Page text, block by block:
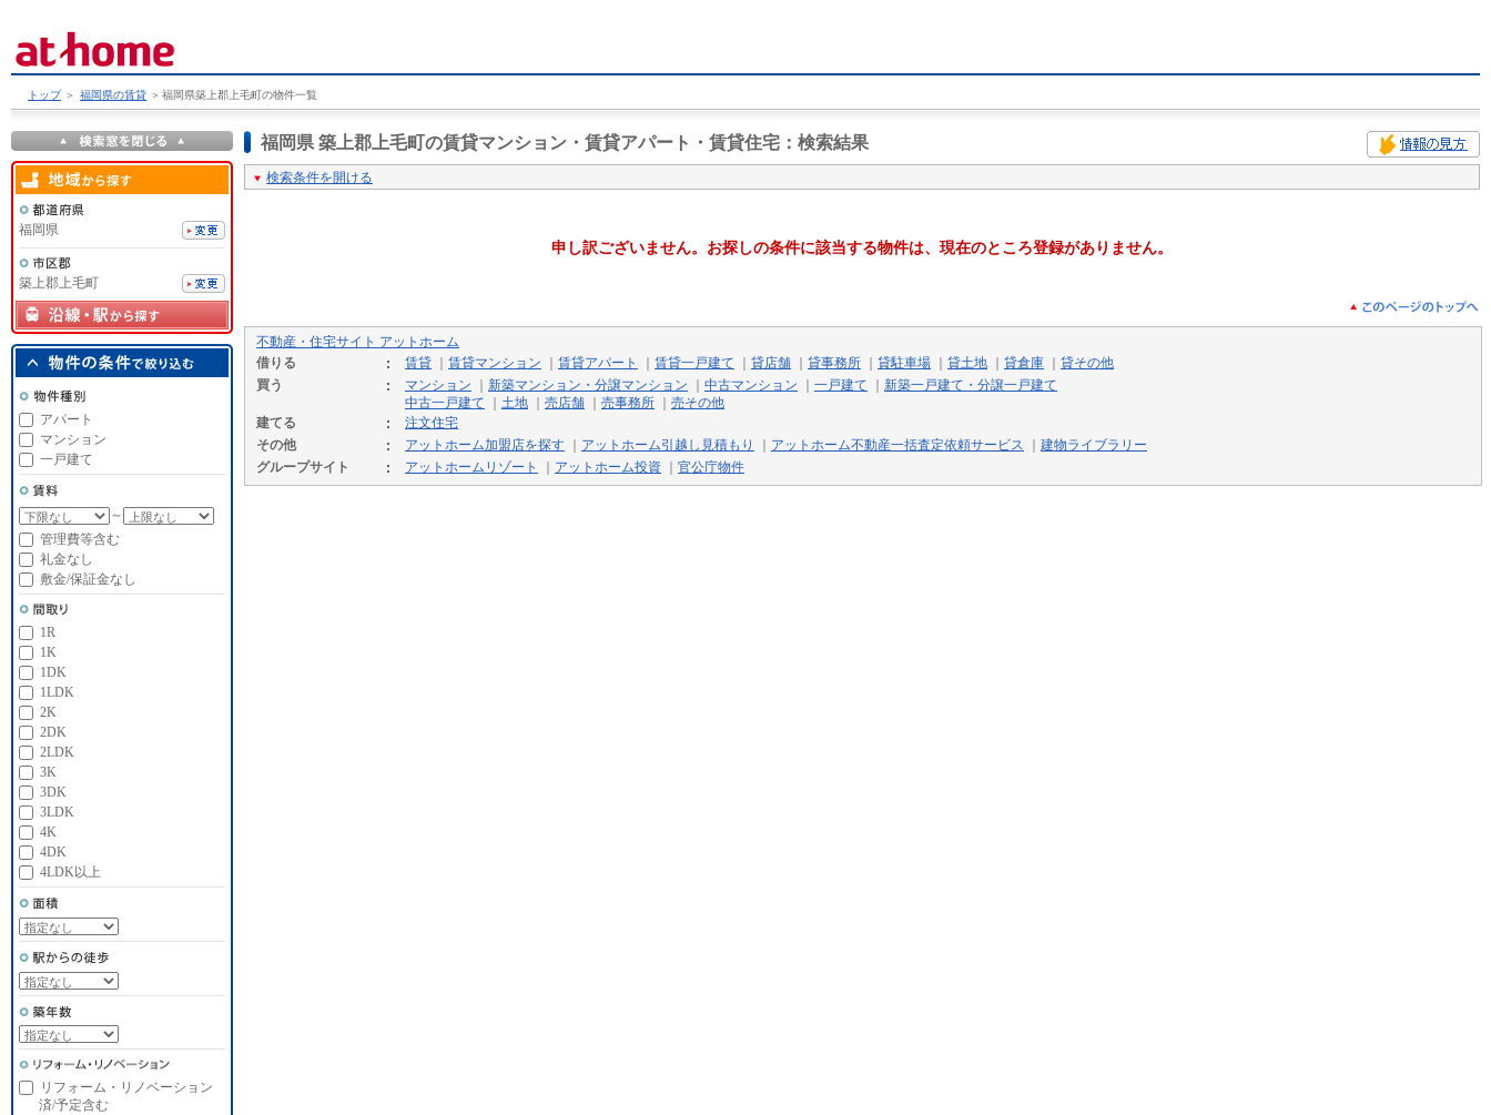
トップ ＞ 福岡県の賃貸 ＞ 福岡県築上郡上毛町の物件一覧
福岡県 築上郡上毛町の賃貸マンション・賃貸アパート・賃貸住宅 ：検索結果
検索条件を開ける
申し訳ございません。お探しの条件に該当する物件は、現在のところ登録がありません。
不動産・住宅サイト アットホーム
借りる
賃貸 賃貸マンション 賃貸アパート 賃貸一戸建て 貸店舗 貸事務所 貸駐車場 貸土地 貸倉庫
貸その他
買う
マンション 新築マンション・分譲マンション 中古マンション 一戸建て
新築一戸建て・分譲一戸建て
中古一戸建て
土地 売店舗 売事務所
売その他
建てる
注文住宅
その他
アットホーム加盟店を探す アットホーム引越し見積もり アットホーム不動産一括査定依頼サービス
建物ライブラリー
グループサイト
アットホームリゾート アットホーム投資 官公庁物件
福岡県
築上郡上毛町
アパート
マンション
一戸建て
～
管理費等含む
礼金なし
敷金/保証金なし
1R
1K
1DK
1LDK
2K
2DK
2LDK
3K
3DK
3LDK
4K
4DK
4LDK以上
リフォーム・リノベーション
済/予定含む